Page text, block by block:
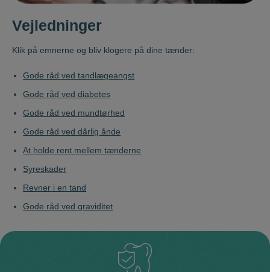
Vejledninger
Klik på emnerne og bliv klogere på dine tænder:
Gode råd ved tandlægeangst
Gode råd ved diabetes
Gode råd ved mundtørhed
Gode råd ved dårlig ånde
At holde rent mellem tænderne
Syreskader
Revner i en tand
Gode råd ved graviditet